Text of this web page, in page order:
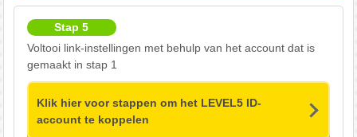
Stap 5
Voltooi link-instellingen met behulp van het account dat is
gemaakt in stap 1
Klik hier voor stappen om het LEVEL5 ID-
account te koppelen